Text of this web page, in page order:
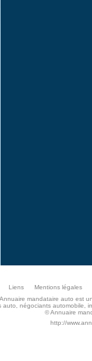
Liens
Mentions légales
Annuaire mandataire auto est
auto, négociants automobile,
© Annuaire
http://